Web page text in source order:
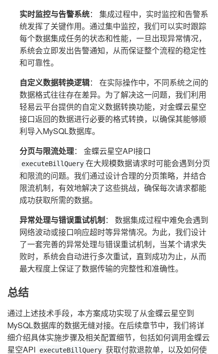
实时监控与告警系统： 集成过程中，实时监控和告警系
统发挥了关键作用。通过集中监控，我们可以实时跟踪
每个数据集成任务的状态和性能，一旦出现异常情况，
系统会立即发出告警通知，从而保证整个流程的稳定性
和可靠性。
自定义数据转换逻辑： 在实际操作中，不同系统之间的
数据格式往往存在差异。为了解决这一问题，我们利用
轻易云平台提供的自定义数据转换功能，对金蝶云星空
接口返回的数据进行必要的格式转换，以确保其能够顺
利导入MySQL数据库。
分页与限流处理： 金蝶云星空API接口
executeBillQuery 在大规模数据请求时可能会遇到分页
和限流的问题。我们通过设计合理的分页策略，并结合
限流机制，有效地解决了这些挑战，确保每次请求都能
成功获取所需的数据。
异常处理与错误重试机制： 数据集成过程中难免会遇到
网络波动或接口响应超时等异常情况。为此，我们设计
了一套完善的异常处理与错误重试机制，当某个请求失
败时，系统会自动进行多次重试，直到成功为止，从而
最大程度上保证了数据传输的完整性和准确性。
总结
通过上述技术手段，本方案成功实现了从金蝶云星空到
MySQL数据库的数据无缝对接。在后续章节中，我们将详
细介绍具体实施步骤及相关配置细节，包括如何调用金蝶云
星空API
executeBillQuery 获取付款退款单，以及如何使